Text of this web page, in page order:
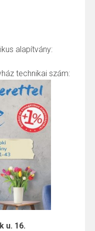
alapítvány:
technikai szám:
u. 16.